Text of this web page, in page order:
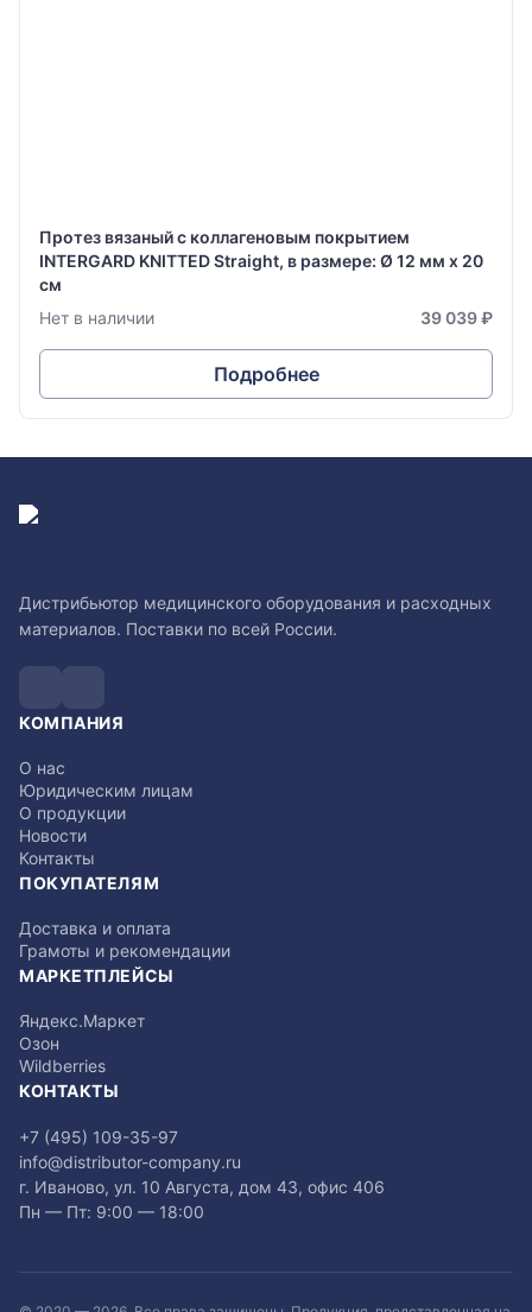
Протез вязаный с коллагеновым покрытием
INTERGARD KNITTED Straight, в размере: Ø 12 мм х 20
см
Нет в наличии
39 039 ₽
Подробнее
Дистрибьютор медицинского оборудования и расходных
материалов. Поставки по всей России.
КОМПАНИЯ
О нас
Юридическим лицам
О продукции
Новости
Контакты
ПОКУПАТЕЛЯМ
Доставка и оплата
Грамоты и рекомендации
МАРКЕТПЛЕЙСЫ
Яндекс.Маркет
Озон
Wildberries
КОНТАКТЫ
+7 (495) 109-35-97
info@distributor-company.ru
г. Иваново, ул. 10 Августа, дом 43, офис 406
Пн — Пт: 9:00 — 18:00